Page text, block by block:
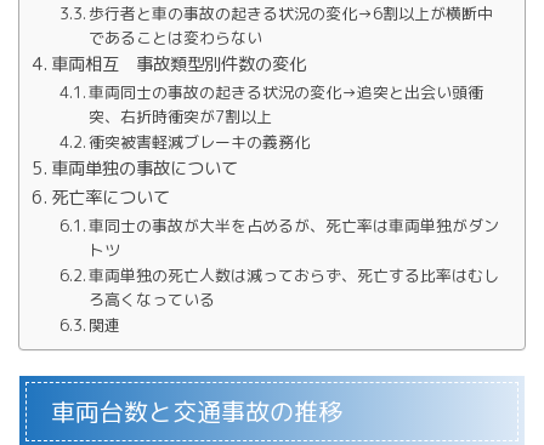
歩行者と車の事故の起きる状況の変化→6割以上が横断中
であることは変わらない
車両相互 事故類型別件数の変化
車両同士の事故の起きる状況の変化→追突と出会い頭衝
突、右折時衝突が7割以上
衝突被害軽減ブレーキの義務化
車両単独の事故について
死亡率について
車同士の事故が大半を占めるが、死亡率は車両単独がダン
トツ
車両単独の死亡人数は減っておらず、死亡する比率はむし
ろ高くなっている
関連
車両台数と交通事故の推移